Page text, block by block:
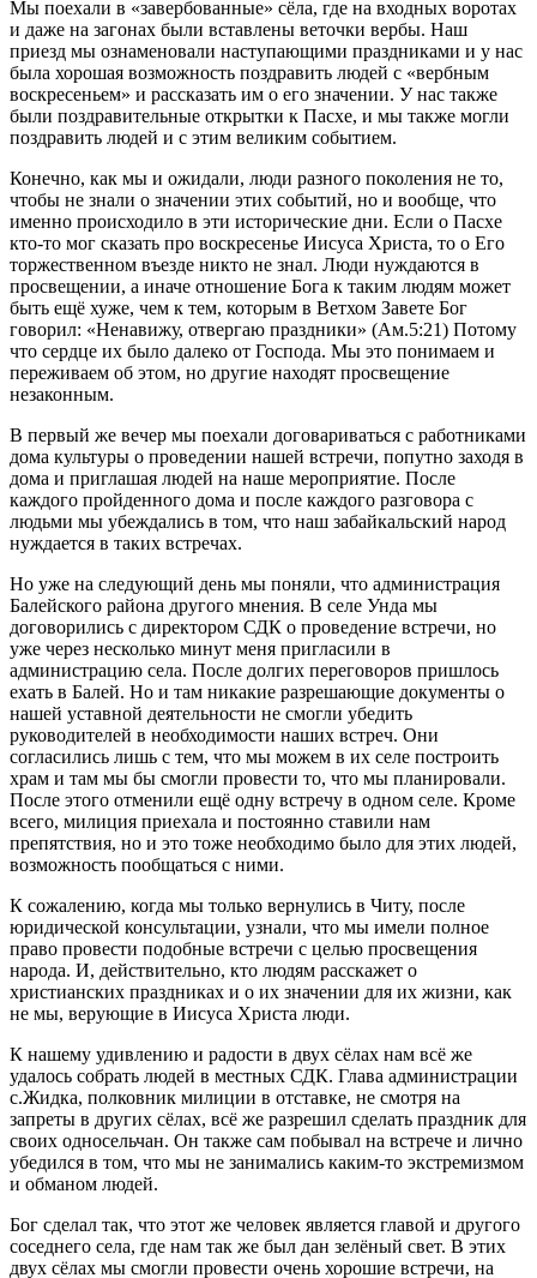
Мы поехали в «завербованные» сёла, где на входных воротах
и даже на загонах были вставлены веточки вербы. Наш
приезд мы ознаменовали наступающими праздниками и у нас
была хорошая возможность поздравить людей с «вербным
воскресеньем» и рассказать им о его значении. У нас также
были поздравительные открытки к Пасхе, и мы также могли
поздравить людей и с этим великим событием.
Конечно, как мы и ожидали, люди разного поколения не то,
чтобы не знали о значении этих событий, но и вообще, что
именно происходило в эти исторические дни. Если о Пасхе
кто-то мог сказать про воскресенье Иисуса Христа, то о Его
торжественном въезде никто не знал. Люди нуждаются в
просвещении, а иначе отношение Бога к таким людям может
быть ещё хуже, чем к тем, которым в Ветхом Завете Бог
говорил: «Ненавижу, отвергаю праздники» (Ам.5:21) Потому
что сердце их было далеко от Господа. Мы это понимаем и
переживаем об этом, но другие находят просвещение
незаконным.
В первый же вечер мы поехали договариваться с работниками
дома культуры о проведении нашей встречи, попутно заходя в
дома и приглашая людей на наше мероприятие. После
каждого пройденного дома и после каждого разговора с
людьми мы убеждались в том, что наш забайкальский народ
нуждается в таких встречах.
Но уже на следующий день мы поняли, что администрация
Балейского района другого мнения. В селе Унда мы
договорились с директором СДК о проведение встречи, но
уже через несколько минут меня пригласили в
администрацию села. После долгих переговоров пришлось
ехать в Балей. Но и там никакие разрешающие документы о
нашей уставной деятельности не смогли убедить
руководителей в необходимости наших встреч. Они
согласились лишь с тем, что мы можем в их селе построить
храм и там мы бы смогли провести то, что мы планировали.
После этого отменили ещё одну встречу в одном селе. Кроме
всего, милиция приехала и постоянно ставили нам
препятствия, но и это тоже необходимо было для этих людей,
возможность пообщаться с ними.
К сожалению, когда мы только вернулись в Читу, после
юридической консультации, узнали, что мы имели полное
право провести подобные встречи с целью просвещения
народа. И, действительно, кто людям расскажет о
христианских праздниках и о их значении для их жизни, как
не мы, верующие в Иисуса Христа люди.
К нашему удивлению и радости в двух сёлах нам всё же
удалось собрать людей в местных СДК. Глава администрации
с.Жидка, полковник милиции в отставке, не смотря на
запреты в других сёлах, всё же разрешил сделать праздник для
своих односельчан. Он также сам побывал на встрече и лично
убедился в том, что мы не занимались каким-то экстремизмом
и обманом людей.
Бог сделал так, что этот же человек является главой и другого
соседнего села, где нам так же был дан зелёный свет. В этих
двух сёлах мы смогли провести очень хорошие встречи, на